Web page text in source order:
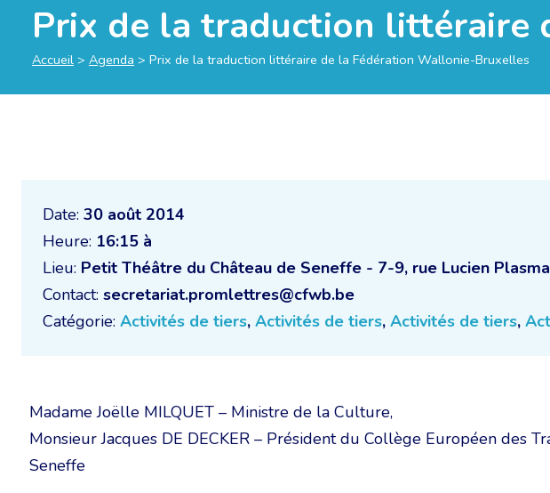
Prix de la traduction littéraire
Accueil > Agenda > Prix de la traduction littéraire de la Fédération Wallonie-Bruxelles
Date: 30 août 2014
Heure: 16:15 à
Lieu: Petit Théâtre du Château de Seneffe - 7-9, rue Lucien
Contact: secretariat.promlettres@cfwb.be
Catégorie: Activités de tiers, Activités de tiers, Activités de tiers,
Madame Joëlle MILQUET – Ministre de la Culture,
Monsieur Jacques DE DECKER – Président du Collège Européen des
Seneffe